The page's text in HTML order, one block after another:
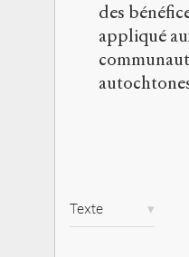
des
appliqué
Texte